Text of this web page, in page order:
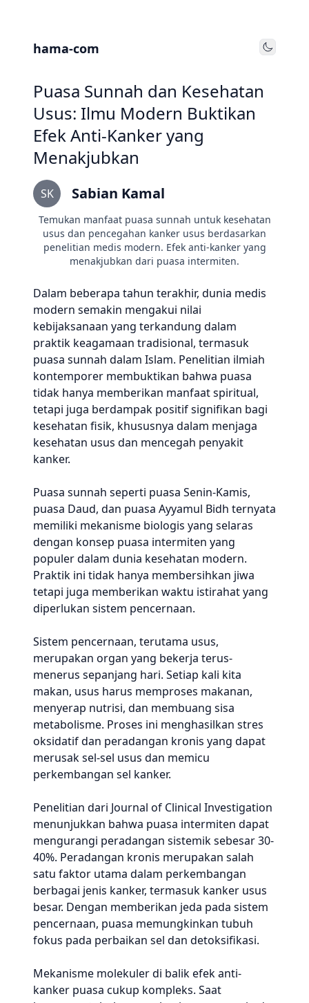
hama-com Toggle
Puasa Sunnah dan Kesehatan
Usus: Ilmu Modern Buktikan
Efek Anti-Kanker yang
Menakjubkan
SK Sabian Kamal
Temukan manfaat puasa sunnah untuk kesehatan
usus dan pencegahan kanker usus berdasarkan
penelitian medis modern. Efek anti-kanker yang
menakjubkan dari puasa intermiten.
Dalam beberapa tahun terakhir, dunia medis
modern semakin mengakui nilai
kebijaksanaan yang terkandung dalam
praktik keagamaan tradisional, termasuk
puasa sunnah dalam Islam. Penelitian ilmiah
kontemporer membuktikan bahwa puasa
tidak hanya memberikan manfaat spiritual,
tetapi juga berdampak positif signifikan bagi
kesehatan fisik, khususnya dalam menjaga
kesehatan usus dan mencegah penyakit
kanker.
Puasa sunnah seperti puasa Senin-Kamis,
puasa Daud, dan puasa Ayyamul Bidh ternyata
memiliki mekanisme biologis yang selaras
dengan konsep puasa intermiten yang
populer dalam dunia kesehatan modern.
Praktik ini tidak hanya membersihkan jiwa
tetapi juga memberikan waktu istirahat yang
diperlukan sistem pencernaan.
Sistem pencernaan, terutama usus,
merupakan organ yang bekerja terus-
menerus sepanjang hari. Setiap kali kita
makan, usus harus memproses makanan,
menyerap nutrisi, dan membuang sisa
metabolisme. Proses ini menghasilkan stres
oksidatif dan peradangan kronis yang dapat
merusak sel-sel usus dan memicu
perkembangan sel kanker.
Penelitian dari Journal of Clinical Investigation
menunjukkan bahwa puasa intermiten dapat
mengurangi peradangan sistemik sebesar 30-
40%. Peradangan kronis merupakan salah
satu faktor utama dalam perkembangan
berbagai jenis kanker, termasuk kanker usus
besar. Dengan memberikan jeda pada sistem
pencernaan, puasa memungkinkan tubuh
fokus pada perbaikan sel dan detoksifikasi.
Mekanisme molekuler di balik efek anti-
kanker puasa cukup kompleks. Saat